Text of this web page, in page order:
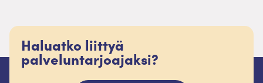
Haluatko liittyä
palveluntarjoajaksi?